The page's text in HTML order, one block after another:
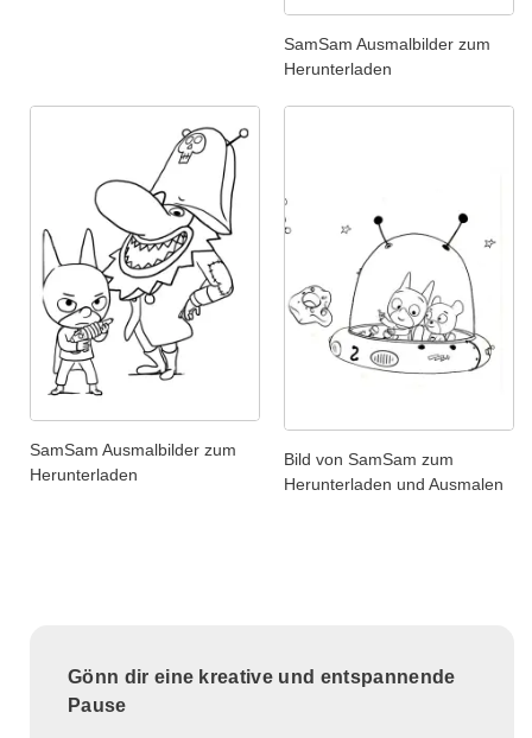
SamSam Ausmalbilder zum
Herunterladen
SamSam Ausmalbilder zum
Herunterladen
Bild von SamSam zum
Herunterladen und Ausmalen
Gönn dir eine kreative und entspannende
Pause